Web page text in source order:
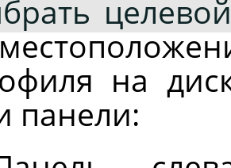
на
панели: